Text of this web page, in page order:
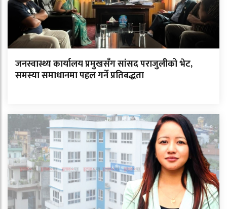
जनस्वास्थ्य कार्यालय प्रमुखसँग सांसद पराजुलीको भेट,
समस्या समाधानमा पहल गर्ने प्रतिबद्धता